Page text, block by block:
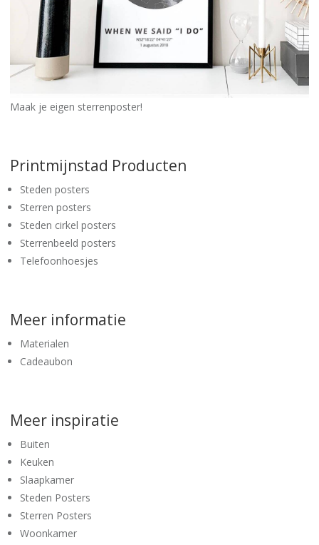
Maak je eigen sterrenposter!
Printmijnstad Producten
Steden posters
Sterren posters
Steden cirkel posters
Sterrenbeeld posters
Telefoonhoesjes
Meer informatie
Materialen
Cadeaubon
Meer inspiratie
Buiten
Keuken
Slaapkamer
Steden Posters
Sterren Posters
Woonkamer